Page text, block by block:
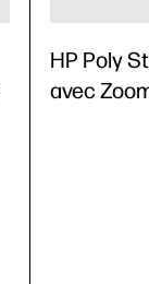
HP Poly
avec